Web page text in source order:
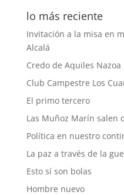
lo más reciente
Invitación a la misa en
Alcalá
Credo de Aquiles Nazoa
Club Campestre Los
El primo tercero
Las Muñoz Marín salen
Política en nuestro
La paz a través de la
Esto sí son bolas
Hombre nuevo